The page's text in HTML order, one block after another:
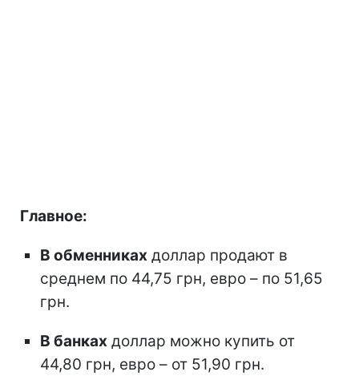
Главное:
В обменниках доллар продают в
среднем по 44,75 грн, евро – по 51,65
грн.
В банках доллар можно купить от
44,80 грн, евро – от 51,90 грн.